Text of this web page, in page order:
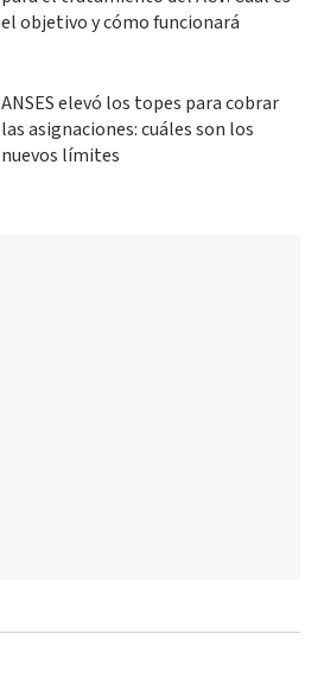
el objetivo y cómo funcionará
ANSES elevó los topes para cobrar
las asignaciones: cuáles son los
nuevos límites